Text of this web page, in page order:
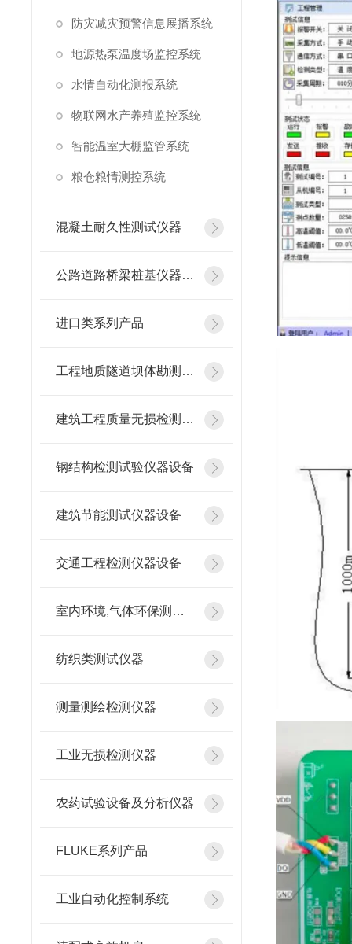
防灾减灾预警信息展播系统
地源热泵温度场监控系统
水情自动化测报系统
物联网水产养殖监控系统
智能温室大棚监管系统
粮仓粮情测控系统
混凝土耐久性测试仪器
公路道路桥梁桩基仪器设备
进口类系列产品
工程地质隧道坝体勘测仪器
建筑工程质量无损检测仪器
钢结构检测试验仪器设备
建筑节能测试仪器设备
交通工程检测仪器设备
室内环境,气体环保测试仪器
纺织类测试仪器
测量测绘检测仪器
工业无损检测仪器
农药试验设备及分析仪器
FLUKE系列产品
工业自动化控制系统